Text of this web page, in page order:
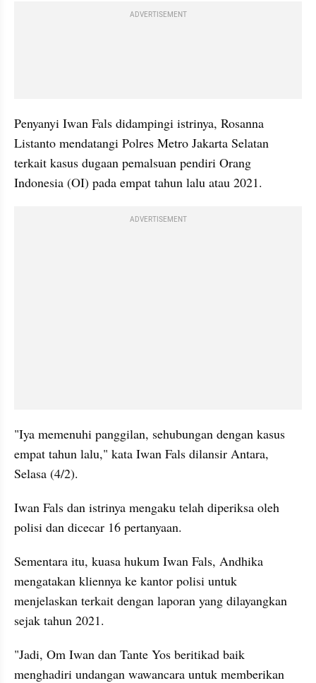
ADVERTISEMENT
Penyanyi Iwan Fals didampingi istrinya, Rosanna
Listanto mendatangi Polres Metro Jakarta Selatan
terkait kasus dugaan pemalsuan pendiri Orang
Indonesia (OI) pada empat tahun lalu atau 2021.
ADVERTISEMENT
"Iya memenuhi panggilan, sehubungan dengan kasus
empat tahun lalu," kata Iwan Fals dilansir Antara,
Selasa (4/2).
Iwan Fals dan istrinya mengaku telah diperiksa oleh
polisi dan dicecar 16 pertanyaan.
Sementara itu, kuasa hukum Iwan Fals, Andhika
mengatakan kliennya ke kantor polisi untuk
menjelaskan terkait dengan laporan yang dilayangkan
sejak tahun 2021.
"Jadi, Om Iwan dan Tante Yos beritikad baik
menghadiri undangan wawancara untuk memberikan